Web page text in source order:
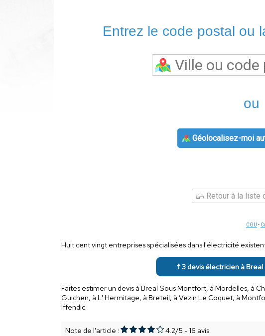
Entrez le code postal ou
ou
Géolocalisez-moi
Retour à la liste
CGU -
Huit cent vingt entreprises spécialisées dans l'électricité
↑ 3 devis électricien à
Faites estimer un devis à Breal Sous Montfort, à Mordelles, à
Guichen, à L' Hermitage, à Breteil, à Vezin Le Coquet, à
Iffendic.
Note de l'article : 4.2/5 - 16 avis